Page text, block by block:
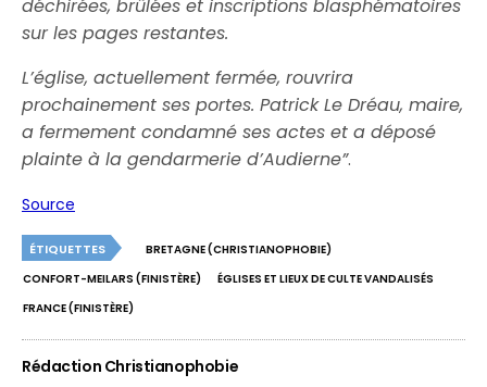
déchirées, brûlées et inscriptions blasphématoires
sur les pages restantes.
L’église, actuellement fermée, rouvrira
prochainement ses portes. Patrick Le Dréau, maire,
a fermement condamné ses actes et a déposé
plainte à la gendarmerie d’Audierne”.
Source
ÉTIQUETTES
BRETAGNE (CHRISTIANOPHOBIE)
CONFORT-MEILARS (FINISTÈRE)
ÉGLISES ET LIEUX DE CULTE VANDALISÉS
FRANCE (FINISTÈRE)
Rédaction Christianophobie